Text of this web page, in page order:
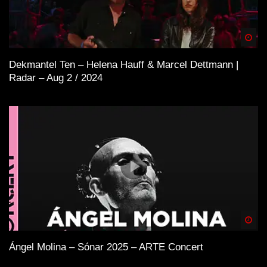
Dekmantel Ten – Helena Hauff & Marcel Dettmann |
Radar – Aug 2 / 2024
Ángel Molina – Sónar 2025 – ARTE Concert